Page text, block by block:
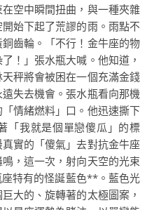
空中瞬間扭曲，與一種夾雜
始下起了荒謬的雨。雨點不
齒輪。「不行！金牛座的物
！」張水瓶大喊。他知道，
秤將會被困在一個充滿金錢
失去機會。張水瓶看向那機
情緒燃料」口。他迅速撕下
「我就是個單戀傻瓜」的標
實的「傻氣」去對抗金牛座
，這一次，射向天空的光束
特有的怪誕藍色**。藍色光
大的、旋轉著的太極圖案，